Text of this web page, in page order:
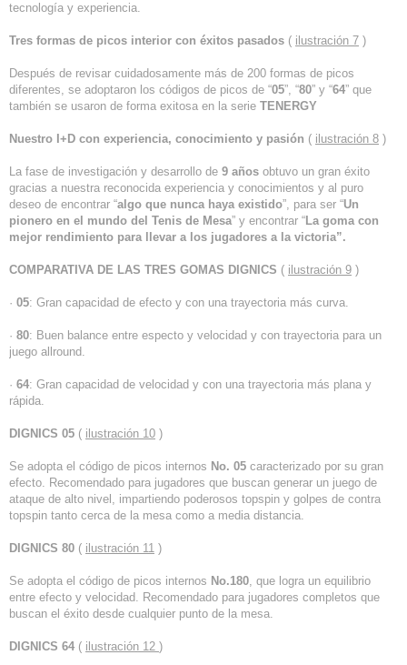
tecnología y experiencia.
Tres formas de picos interior con éxitos pasados ( ilustración 7 )
Después de revisar cuidadosamente más de 200 formas de picos
diferentes, se adoptaron los códigos de picos de “05”, “80” y “64” que
también se usaron de forma exitosa en la serie TENERGY
Nuestro I+D con experiencia, conocimiento y pasión ( ilustración 8 )
La fase de investigación y desarrollo de 9 años obtuvo un gran éxito
gracias a nuestra reconocida experiencia y conocimientos y al puro
deseo de encontrar “algo que nunca haya existido”, para ser “Un
pionero en el mundo del Tenis de Mesa” y encontrar “La goma con
mejor rendimiento para llevar a los jugadores a la victoria”.
COMPARATIVA DE LAS TRES GOMAS DIGNICS ( ilustración 9 )
· 05: Gran capacidad de efecto y con una trayectoria más curva.
· 80: Buen balance entre especto y velocidad y con trayectoria para un
juego allround.
· 64: Gran capacidad de velocidad y con una trayectoria más plana y
rápida.
DIGNICS 05 ( ilustración 10 )
Se adopta el código de picos internos No. 05 caracterizado por su gran
efecto. Recomendado para jugadores que buscan generar un juego de
ataque de alto nivel, impartiendo poderosos topspin y golpes de contra
topspin tanto cerca de la mesa como a media distancia.
DIGNICS 80 ( ilustración 11 )
Se adopta el código de picos internos No.180, que logra un equilibrio
entre efecto y velocidad. Recomendado para jugadores completos que
buscan el éxito desde cualquier punto de la mesa.
DIGNICS 64 ( ilustración 12 )